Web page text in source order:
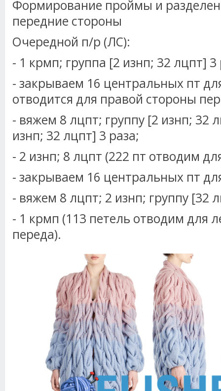
Формирование проймы и
передние стороны
Очередной п/р (ЛС):
- 1 крмп; группа [2 изнп; 32 лцпт]
- закрываем 16 центральных пт
отводится для правой стороны
- вяжем 8 лцпт; группу [2 изнп; 32
изнп; 32 лцпт] 3 раза;
- 2 изнп; 8 лцпт (222 пт отводим
- закрываем 16 центральных пт
- вяжем 8 лцпт; 2 изнп; группу [32
- 1 крмп (113 петель отводим для
переда).